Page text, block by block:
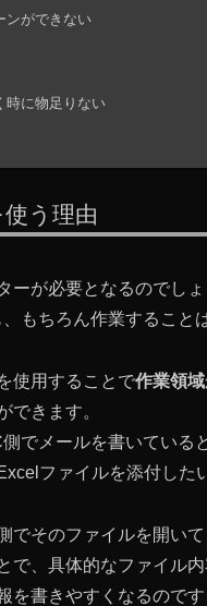
ンができない
時に物足りない
う理由
ーが必要となるのでしょ
もちろん作業すること
使用することで作業領
できます。
でメールを書いている
ファイルを添付した
でそのファイルを開い
で、具体的なファイル
を書きやすくなるのです